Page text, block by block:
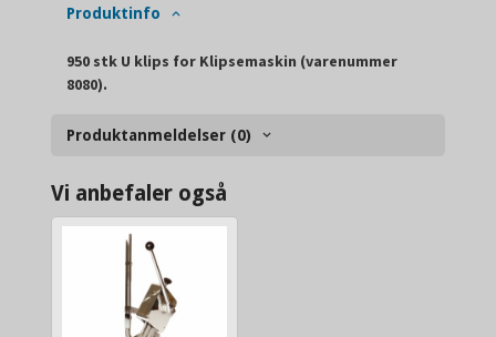
Produktinfo
950 stk U klips for Klipsemaskin (varenummer
8080).
Produktanmeldelser (0)
Vi anbefaler også